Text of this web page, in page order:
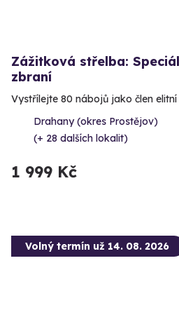
Zážitková střelba:
zbraní
Vystřílejte 80 nábojů jako člen
Drahany (okres Prostějov)
(+ 28 dalších lokalit)
1 999 Kč
Volný termín už 14. 08. 2026